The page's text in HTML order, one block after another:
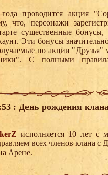
проводится акция
что, персонажи
существенные
Эти бонусы
по акции "Друзья"
С полными
: День рождения
исполняется 10 лет с
всех членов клана с
Арене.